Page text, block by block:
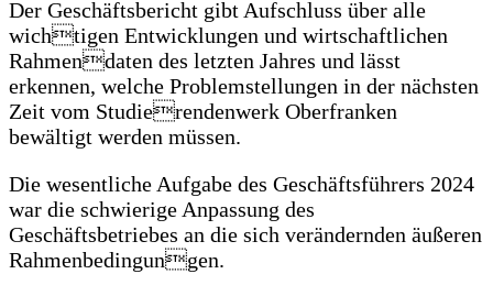
Der Geschäftsbericht gibt Aufschluss über alle
wichtigen Entwicklungen und wirtschaftlichen
Rahmendaten des letzten Jahres und lässt
erkennen, welche Problemstellungen in der nächsten
Zeit vom Studierendenwerk Oberfranken
bewältigt werden müssen.
Die wesentliche Aufgabe des Geschäftsführers 2024
war die schwierige Anpassung des
Geschäftsbetriebes an die sich verändernden äußeren
Rahmenbedingungen.